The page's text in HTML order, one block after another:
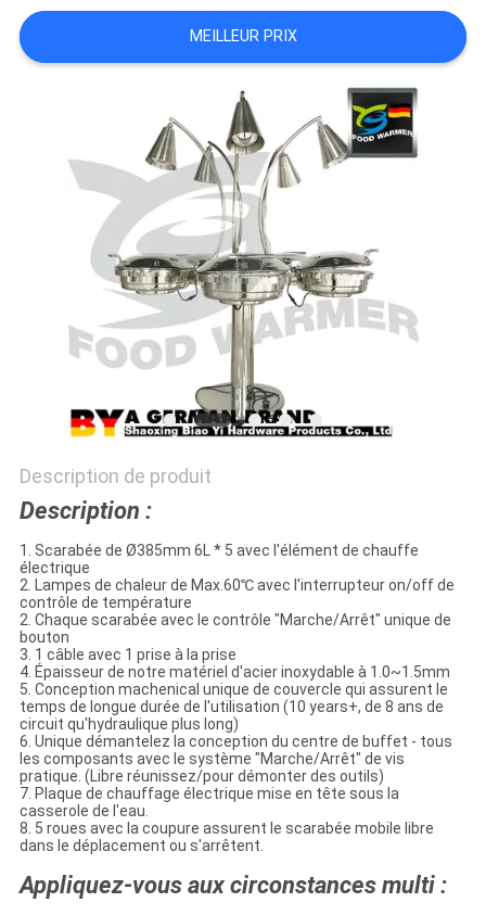
DU
SITE
POLICY
MEILLEUR PRIX
Description de produit
Description :
1. Scarabée de Ø385mm 6L * 5 avec l'élément de chauffe
électrique
2. Lampes de chaleur de Max.60℃ avec l'interrupteur on/off de
contrôle de température
2. Chaque scarabée avec le contrôle "Marche/Arrêt" unique de
bouton
3. 1 câble avec 1 prise à la prise
4. Épaisseur de notre matériel d'acier inoxydable à 1.0~1.5mm
5. Conception machenical unique de couvercle qui assurent le
temps de longue durée de l'utilisation (10 years+, de 8 ans de
circuit qu'hydraulique plus long)
6. Unique démantelez la conception du centre de buffet - tous
les composants avec le système "Marche/Arrêt" de vis
pratique. (Libre réunissez/pour démonter des outils)
7. Plaque de chauffage électrique mise en tête sous la
casserole de l'eau.
8. 5 roues avec la coupure assurent le scarabée mobile libre
dans le déplacement ou s'arrêtent.
Appliquez-vous aux circonstances multi :